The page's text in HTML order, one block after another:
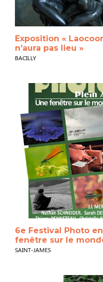
Exposition «
n’aura pas lieu »
BACILLY
6e Festival Photo
fenêtre sur le
SAINT-JAMES